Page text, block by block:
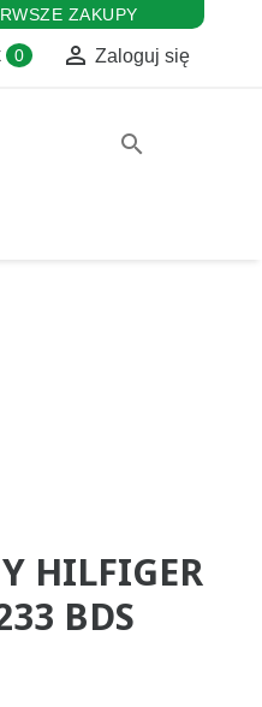
ZAKUPY
0  Zaloguj się
search
HILFIGER
BDS